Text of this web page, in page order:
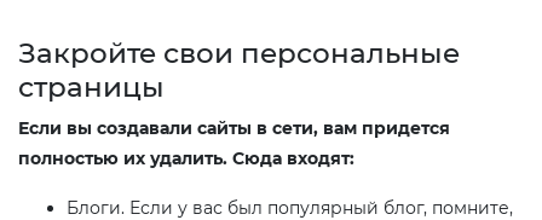
Закройте свои персональные
страницы​
Если вы создавали сайты в сети, вам придется
полностью их удалить. Сюда входят:
Блоги. Если у вас был популярный блог, помните,